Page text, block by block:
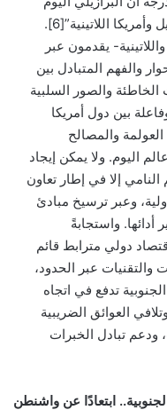
اللاتينية”[6].
يقدمون عبر
والفهم المتبادل بين
والصور السلبية
بين دول أمريكا
العولمة والمصالح
اليوم. ولا يمكن إيجاد
إلا في إطار تعاون
وعبر ترسيخ مبادئ
أدائها. واستجابةً
دولي مترابط قائم
والتقنيات عبر الحدود،
تدفع في اتجاه
العوائق الضريبية
ودعم تبادل الخبرات
ابتعادًا عن واشنطن